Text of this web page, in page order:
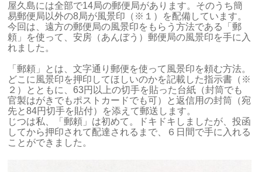
屋久島には全部で14局の郵便局があります。そのうち簡
易郵便局以外の8局が風景印（※１）を配備しています。
今回は、遠方の郵便局の風景印をもらう方法である「郵
頼」を使って、安房（あんぼう）郵便局の風景印を手に入
れました。
「郵頼」とは、文字通り郵便を使って風景印を頼む方法。
どこに風景印を押印してほしいのかを記載した指示書（※
２）とともに、63円以上の切手を貼った台紙（封筒でも
官製はがきでもポストカードでも可）と返信用の封筒（宛
先と84円切手を貼付）を添えて郵送します。
じつは私、「郵頼」は初めて。ドキドキしましたが、投函
してから押印されて配達されるまで、６日間で手に入れる
ことができました。